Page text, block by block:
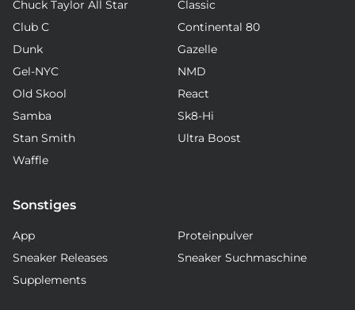
Chuck Taylor All Star
Classic
Club C
Continental 80
Dunk
Gazelle
Gel-NYC
NMD
Old Skool
React
Samba
Sk8-Hi
Stan Smith
Ultra Boost
Waffle
Sonstiges
App
Proteinpulver
Sneaker Releases
Sneaker Suchmaschine
Supplements